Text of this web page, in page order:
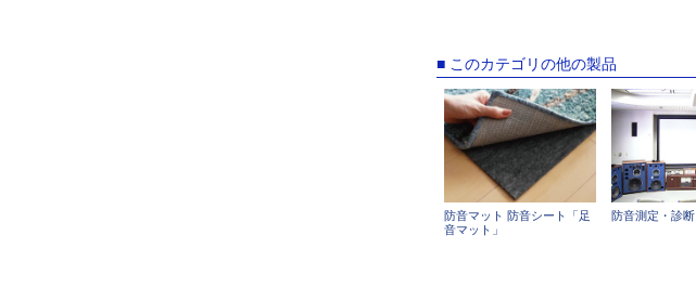
■ このカテゴリの他の製品
防音マット 防音シート「足
音マット」
防音測定・診断